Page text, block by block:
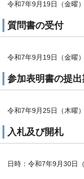
令和7年9月19日（金曜
質問書の受付
令和7年9月19日（金曜
参加表明書の提
令和7年9月25日（木曜
入札及び開札
日時：令和7年9月30日